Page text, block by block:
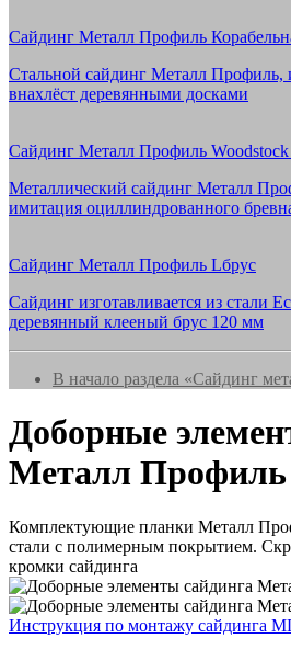
Сайдинг Металл Профиль
Стальной сайдинг Металл
внахлёст деревянными досками
Сайдинг Металл Профиль Woodstock
Металлический сайдинг Металл
имитация оциллиндрованного
Сайдинг Металл Профиль Lбрус
Сайдинг изготавливается из стали
деревянный клееный брус 120 мм
В начало раздела «Сайдинг
Доборные
Металл Профиль
Комплектующие планки Металл
стали с полимерным покрытием.
кромки сайдинга
Инструкция по монтажу сайдинга